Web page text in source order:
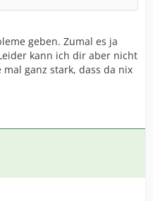
geben. Zumal es ja
kann ich dir aber nicht
ganz stark, dass da nix